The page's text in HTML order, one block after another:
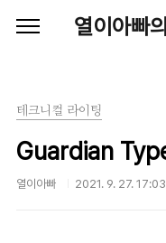
열이아빠
테크니컬 라이팅
Guardian
열이아빠 2021. 9. 27. 17:03